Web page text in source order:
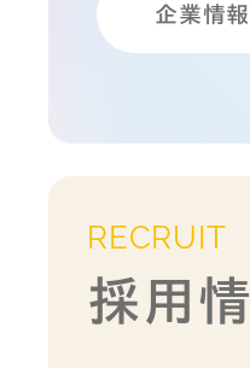
企業情
RECRUIT
採用